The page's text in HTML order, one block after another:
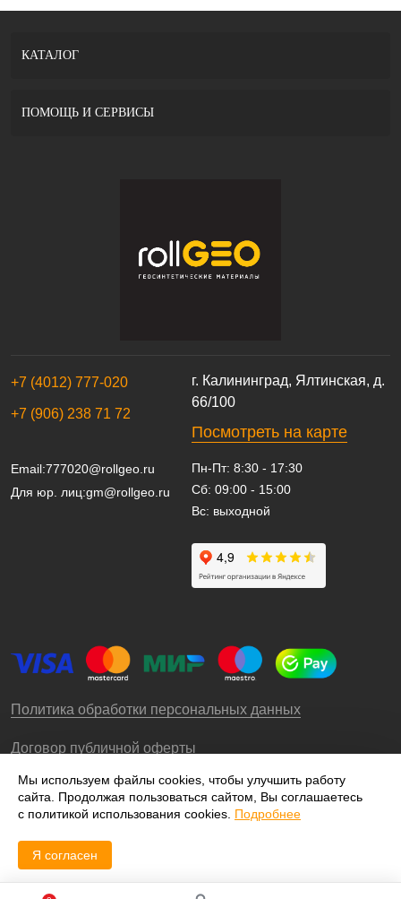
г. Калининград, Ялтинская, д.
66/100
Посмотреть на карте
+7 (4012) 777-020
+7 (906) 238 71 72
Email:777020@rollgeo.ru
Для юр. лиц:gm@rollgeo.ru
Пн-Пт: 8:30 - 17:30
Сб: 09:00 - 15:00
Вс: выходной
Политика обработки персональных данных
Договор публичной оферты
КАТАЛОГ
ПОМОЩЬ И СЕРВИСЫ
© 2009-2026 – ООО «Роллгео»
Мы используем файлы cookies, чтобы улучшить работу
сайта. Продолжая пользоваться сайтом, Вы соглашаетесь
с политикой использования cookies. Подробнее
Я согласен